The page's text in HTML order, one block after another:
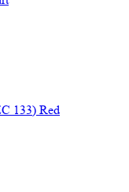
133) Red